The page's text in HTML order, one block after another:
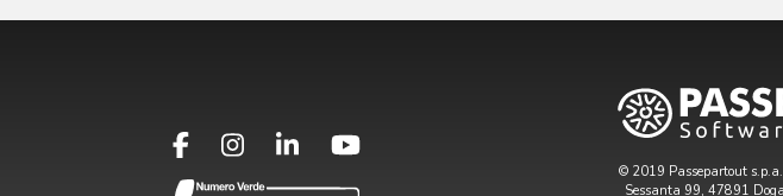
© 2019 Passepartout
Sessanta 99, 47891